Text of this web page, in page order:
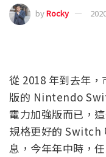
byRocky
從 2018 年到去年
版的 Nintendo
電力加強版而已，
規格更好的 Switch
息，今年年中時，